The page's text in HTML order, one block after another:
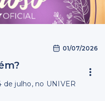
01/07/2026
julho, no UNIVER